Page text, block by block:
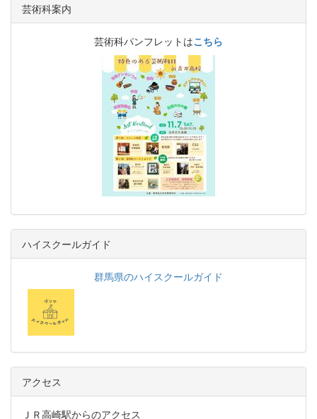
芸術科案内
芸術科パンフレットはこちら
ハイスクールガイド
群馬県のハイスクールガイド
アクセス
ＪＲ高崎駅からのアクセス